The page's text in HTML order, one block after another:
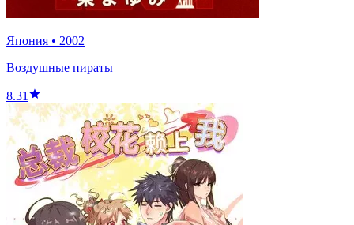
Япония • 2002
Воздушные пираты
8.31